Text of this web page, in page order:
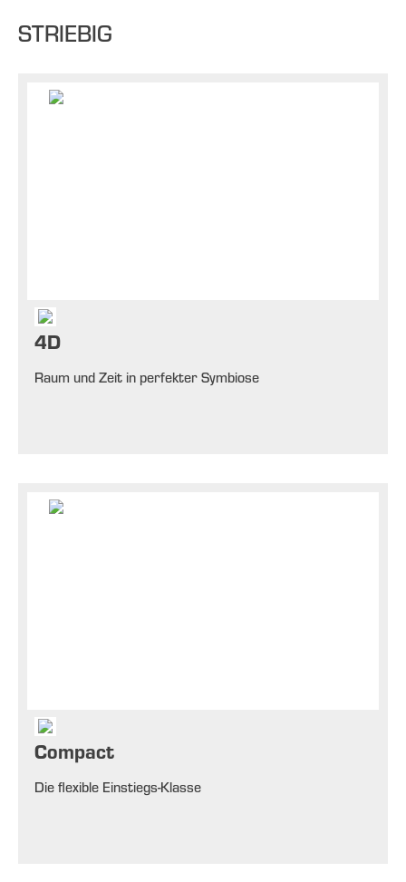
STRIEBIG
4D
Raum und Zeit in perfekter Symbiose
Compact
Die flexible Einstiegs-Klasse